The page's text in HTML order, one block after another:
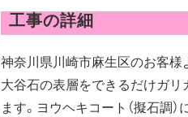
工事の詳細
神奈川県川崎市麻生区のお客様
大谷石の表層をできるだけガリ
ます。ヨウヘキコート（擬石調